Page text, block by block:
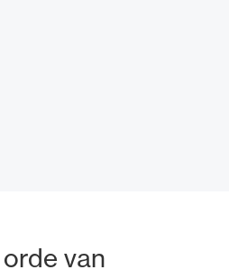
van
de advocatenpas tot